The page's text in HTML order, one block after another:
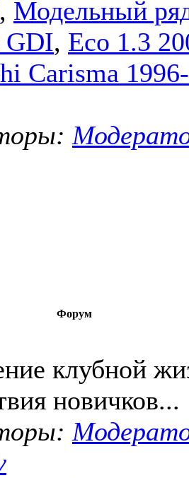
, Модельный
GDI, Eco 1.3
Carisma
Форум
клубной
новичков...